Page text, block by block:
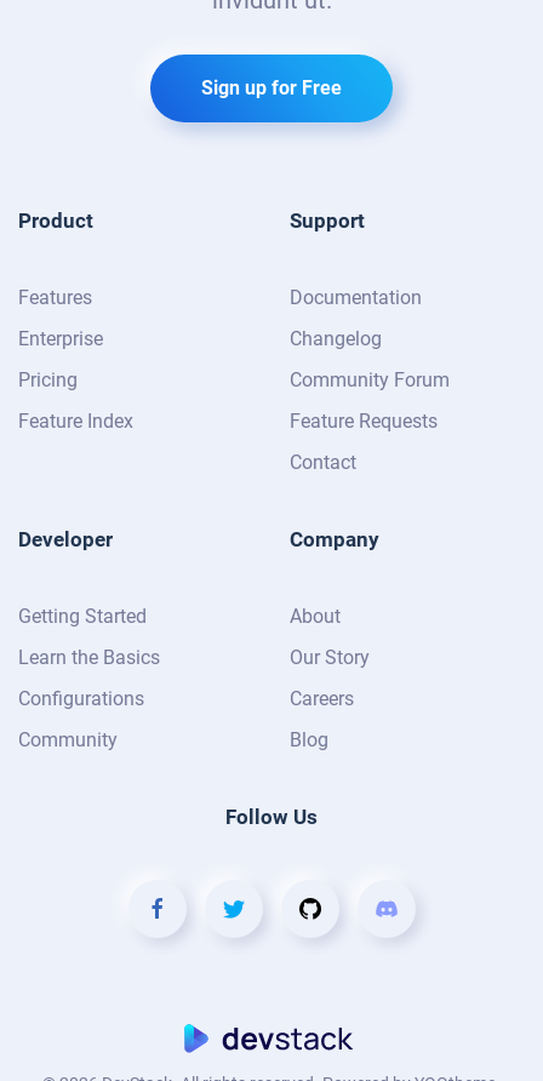
Sign up for Free
Product
Features
Enterprise
Pricing
Feature Index
Support
Documentation
Changelog
Community Forum
Feature Requests
Contact
Developer
Getting Started
Learn the Basics
Configurations
Community
Company
About
Our Story
Careers
Blog
Follow Us